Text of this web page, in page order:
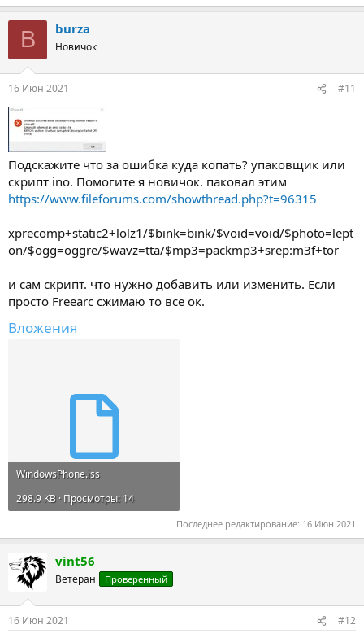
B burza
Новичок
16 Июн 2021 #11
Подскажите что за ошибка куда копать? упаковщик или
скрипт ino. Помогите я новичок. паковал этим
https://www.fileforums.com/showthread.php?t=96315
xprecomp+static2+lolz1/$bink=bink/$void=void/$photo=lept
on/$ogg=oggre/$wavz=tta/$mp3=packmp3+srep:m3f+tor
и сам скрипт. что нужно добавить или изменить. Если
просто Freearc сжимаю то все ок.
Вложения
WindowsPhone.iss
298.9 KB · Просмотры: 14
Последнее редактирование: 16 Июн 2021
vint56
Ветеран Проверенный
16 Июн 2021 #12